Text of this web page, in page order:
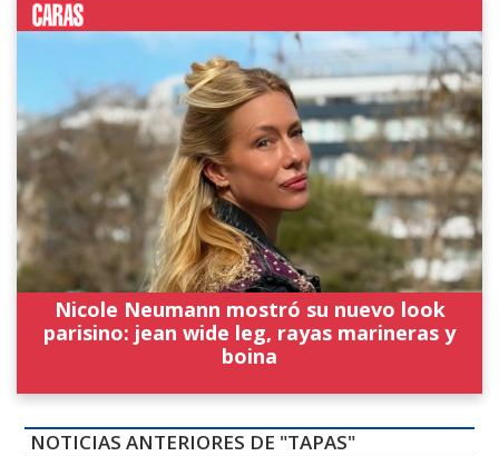
Nicole Neumann mostró su nuevo look
parisino: jean wide leg, rayas marineras y
boina
NOTICIAS ANTERIORES DE "TAPAS"